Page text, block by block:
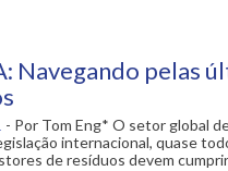
Navegando pelas
- Por Tom Eng* O setor global
internacional, quase
de resíduos devem